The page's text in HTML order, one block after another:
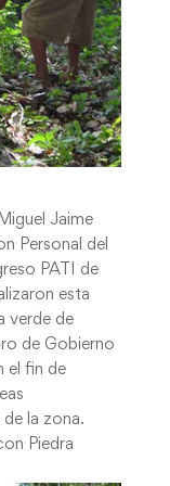
Jaime
Personal del
PATI de
esta
verde de
de Gobierno
el fin de
la zona.
Piedra